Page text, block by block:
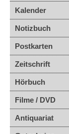
Kalender
Notizbuch
Postkarten
Zeitschrift
Hörbuch
Filme / DVD
Antiquariat